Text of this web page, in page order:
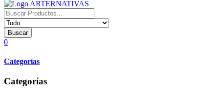
Buscar
0
Categorías
Categorías